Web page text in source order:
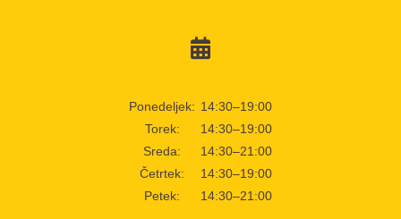
Ponedeljek: 14:30–19:00
Torek:
14:30–19:00
Sreda:
14:30–21:00
Četrtek:
14:30–19:00
Petek:
14:30–21:00